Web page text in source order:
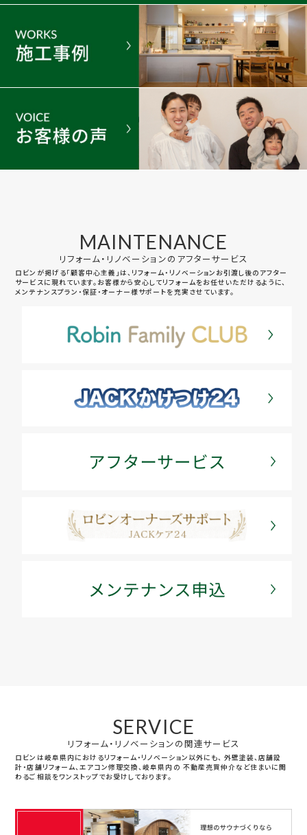
MAINTENANCE
リフォーム・リノベーションのアフターサービス
ロビンが掲げる「顧客中心主義」は、リフォーム・リノベーションお引渡し後のアフター
サービスに現れています。お客様から安心してリフォームをお任せいただけるように、
メンテナンスプラン・保証・オーナー様サポートを充実させています。
SERVICE
リフォーム・リノベーションの関連サービス
ロビンは岐阜県内におけるリフォーム・リノベーション以外にも、 外壁塗装、店舗設
計・店舗リフォーム、エアコン修理交換、岐阜県内の 不動産売買仲介など住まいに関
わるご相談をワンストップでお受けしております。